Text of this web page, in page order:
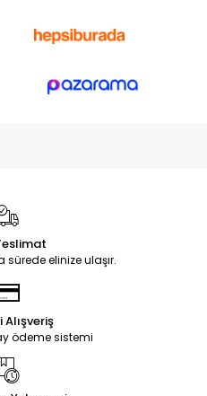
sürede elinize ulaşır.
Alışveriş
ödeme sistemi